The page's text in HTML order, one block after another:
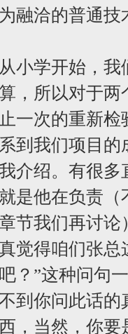
为融洽的普通
从小学开始，
，所以对于两
止一次的重新
系到我们项目
介绍。有很多
就是他在负责（
节我们再讨论
觉得咱们张总
吧？”这种问句
到你问此话的
，当然，你要